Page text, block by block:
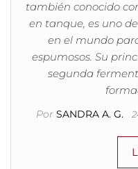
también conocido
en tanque, es uno
en el mundo
espumosos. Su
segunda
Por SANDRA A. G.